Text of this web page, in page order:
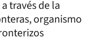
través de la
organismo